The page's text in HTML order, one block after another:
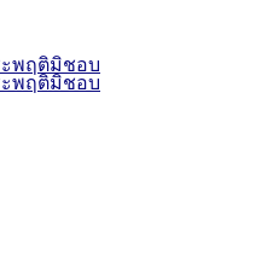
ะพฤติมิชอบ
ะพฤติมิชอบ